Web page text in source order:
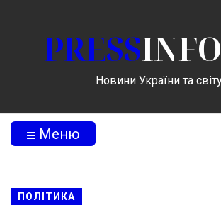
PRESS
Новини України та
Меню
ПОЛІТИКА